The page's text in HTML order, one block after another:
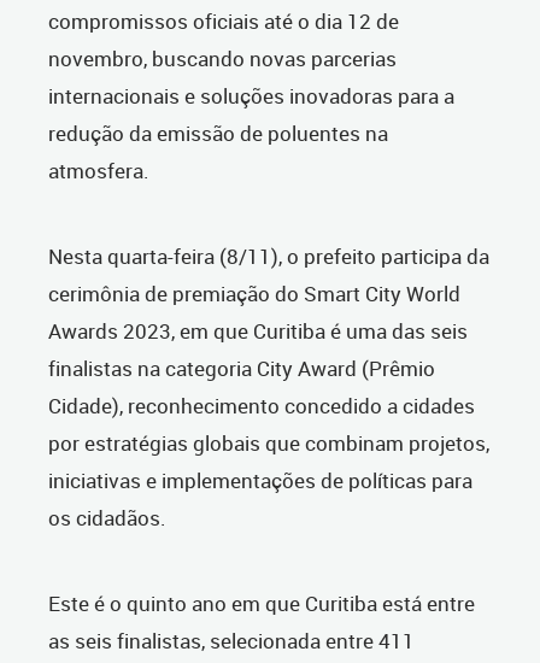
compromissos oficiais até o dia 12 de
novembro, buscando novas parcerias
internacionais e soluções inovadoras para a
redução da emissão de poluentes na
atmosfera.
Nesta quarta-feira (8/11), o prefeito participa da
cerimônia de premiação do Smart City World
Awards 2023, em que Curitiba é uma das seis
finalistas na categoria City Award (Prêmio
Cidade), reconhecimento concedido a cidades
por estratégias globais que combinam projetos,
iniciativas e implementações de políticas para
os cidadãos.
Este é o quinto ano em que Curitiba está entre
as seis finalistas, selecionada entre 411